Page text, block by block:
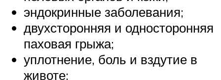
эндокринные заболевания;
двухсторонняя и односторонняя
паховая грыжа;
уплотнение, боль и вздутие в
животе;